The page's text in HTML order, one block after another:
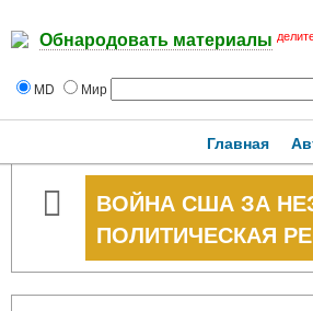
Обнародовать материалы
MD Мир
Главная
ВОЙНА США ЗА
ПОЛИТИЧЕСКАЯ